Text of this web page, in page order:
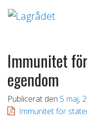
Immunitet
egendom
Publicerat den 5 maj,
Immunitet för